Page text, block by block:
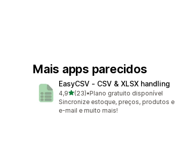
Mais apps parecidos
EasyCSV ‑ CSV & XLSX handling
4,9de 5 estrelas
(23)
23 avaliações ao todo
•Plano gratuito disponível
Sincronize estoque, preços, produtos
e-mail e muito mais!